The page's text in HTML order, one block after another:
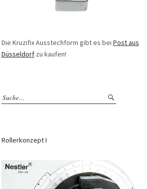
Die Kruzifix Ausstechform gibt es bei Post aus
Düsseldorf zu kaufen!
Rollerkonzept I